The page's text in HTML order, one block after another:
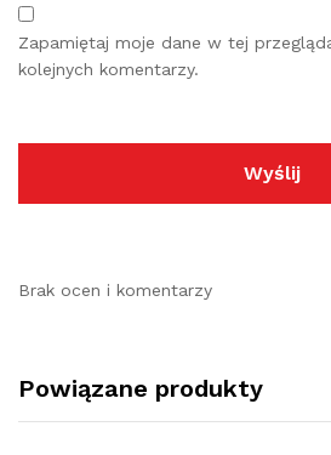
Zapamiętaj moje dane w tej
kolejnych komentarzy.
Brak ocen i komentarzy
Powiązane produkty